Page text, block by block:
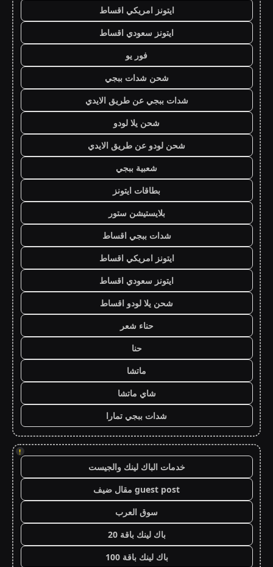
ايتونز امريكي اقساط
ايتونز سعودي اقساط
فور يو
شحن شدات ببجي
شدات ببجي عن طريق الايدي
شحن يلا لودو
شحن لودو عن طريق الايدي
شعبية ببجي
بطاقات ايتونز
بلايستيشن ستور
شدات ببجي اقساط
ايتونز امريكي اقساط
ايتونز سعودي اقساط
شحن يلا لودو اقساط
حناء شعر
حنا
ماتشا
شاي ماتشا
شدات ببجي تمارا
!
خدمات الباك لينك والجيست
guest post مقال ضيف
سوق العرب
باك لينك باقة 20
باك لينك باقة 100